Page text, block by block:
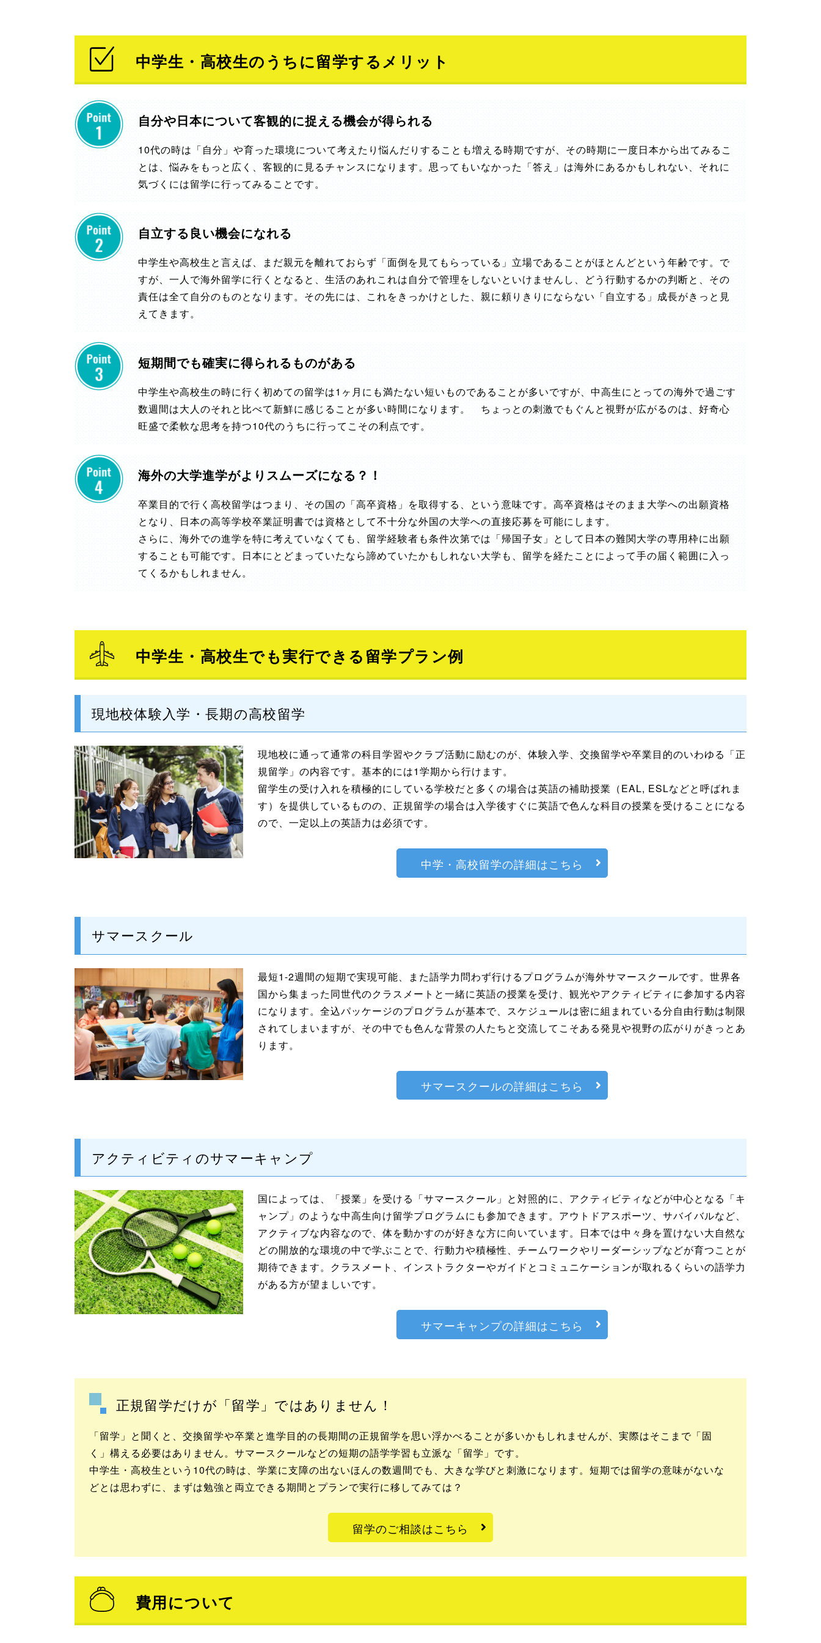
中学生・高校生のうちに留学するメリット
自分や日本について客観的に捉える機会が得られる
10代の時は「自分」や育った環境について考えたり悩んだりすることも増える時期ですが、その時期に一度日本から出てみるこ
とは、悩みをもっと広く、客観的に見るチャンスになります。思ってもいなかった「答え」は海外にあるかもしれない、それに
気づくには留学に行ってみることです。
自立する良い機会になれる
中学生や高校生と言えば、まだ親元を離れておらず「面倒を見てもらっている」立場であることがほとんどという年齢です。で
すが、一人で海外留学に行くとなると、生活のあれこれは自分で管理をしないといけませんし、どう行動するかの判断と、その
責任は全て自分のものとなります。その先には、これをきっかけとした、親に頼りきりにならない「自立する」成長がきっと見
えてきます。
短期間でも確実に得られるものがある
中学生や高校生の時に行く初めての留学は1ヶ月にも満たない短いものであることが多いですが、中高生にとっての海外で過ごす
数週間は大人のそれと比べて新鮮に感じることが多い時間になります。 ちょっとの刺激でもぐんと視野が広がるのは、好奇心
旺盛で柔軟な思考を持つ10代のうちに行ってこその利点です。
海外の大学進学がよりスムーズになる？！
卒業目的で行く高校留学はつまり、その国の「高卒資格」を取得する、という意味です。高卒資格はそのまま大学への出願資格
となり、日本の高等学校卒業証明書では資格として不十分な外国の大学への直接応募を可能にします。
さらに、海外での進学を特に考えていなくても、留学経験者も条件次第では「帰国子女」として日本の難関大学の専用枠に出願
することも可能です。日本にとどまっていたなら諦めていたかもしれない大学も、留学を経たことによって手の届く範囲に入っ
てくるかもしれません。
中学生・高校生でも実行できる留学プラン例
現地校体験入学・長期の高校留学
現地校に通って通常の科目学習やクラブ活動に励むのが、体験入学、交換留学や卒業目的のいわゆる「正
規留学」の内容です。基本的には1学期から行けます。
留学生の受け入れを積極的にしている学校だと多くの場合は英語の補助授業（EAL, ESLなどと呼ばれま
す）を提供しているものの、正規留学の場合は入学後すぐに英語で色んな科目の授業を受けることになる
ので、一定以上の英語力は必須です。
中学・高校留学の詳細はこちら
サマースクール
最短1-2週間の短期で実現可能、また語学力問わず行けるプログラムが海外サマースクールです。世界各
国から集まった同世代のクラスメートと一緒に英語の授業を受け、観光やアクティビティに参加する内容
になります。全込パッケージのプログラムが基本で、スケジュールは密に組まれている分自由行動は制限
されてしまいますが、その中でも色んな背景の人たちと交流してこそある発見や視野の広がりがきっとあ
ります。
サマースクールの詳細はこちら
アクティビティのサマーキャンプ
国によっては、「授業」を受ける「サマースクール」と対照的に、アクティビティなどが中心となる「キ
ャンプ」のような中高生向け留学プログラムにも参加できます。アウトドアスポーツ、サバイバルなど、
アクティブな内容なので、体を動かすのが好きな方に向いています。日本では中々身を置けない大自然な
どの開放的な環境の中で学ぶことで、行動力や積極性、チームワークやリーダーシップなどが育つことが
期待できます。クラスメート、インストラクターやガイドとコミュニケーションが取れるくらいの語学力
がある方が望ましいです。
サマーキャンプの詳細はこちら
正規留学だけが「留学」ではありません！
「留学」と聞くと、交換留学や卒業と進学目的の長期間の正規留学を思い浮かべることが多いかもしれませんが、実際はそこまで「固
く」構える必要はありません。サマースクールなどの短期の語学学習も立派な「留学」です。
中学生・高校生という10代の時は、学業に支障の出ないほんの数週間でも、大きな学びと刺激になります。短期では留学の意味がないな
どとは思わずに、まずは勉強と両立できる期間とプランで実行に移してみては？
留学のご相談はこちら
費用について